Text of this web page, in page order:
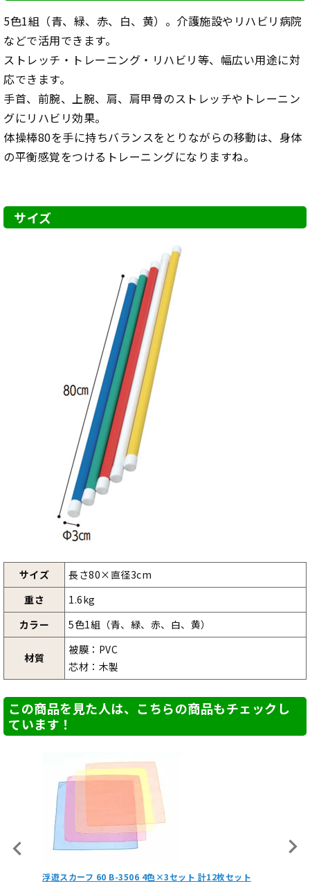
5色1組（青、緑、赤、白、黄）。介護施設やリハビリ病院
などで活用できます。
ストレッチ・トレーニング・リハビリ等、幅広い用途に対
応できます。
手首、前腕、上腕、肩、肩甲骨のストレッチやトレーニン
グにリハビリ効果。
体操棒80を手に持ちバランスをとりながらの移動は、身体
の平衡感覚をつけるトレーニングになりますね。
サイズ
サイズ
長さ80×直径3cm
重さ
1.6kg
カラー
5色1組（青、緑、赤、白、黄）
材質
被膜：PVC
芯材：木製
この商品を見た人は、こちらの商品もチェックし
ています！
セット 計12枚セット